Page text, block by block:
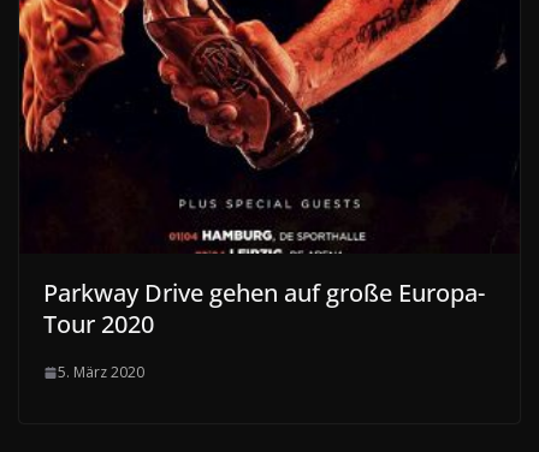
Parkway Drive gehen auf große Europa-
Tour 2020
5. März 2020